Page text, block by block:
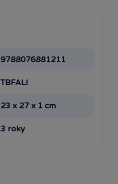
9788076881211
TBFALI
23 x 27 x 1 cm
3 roky